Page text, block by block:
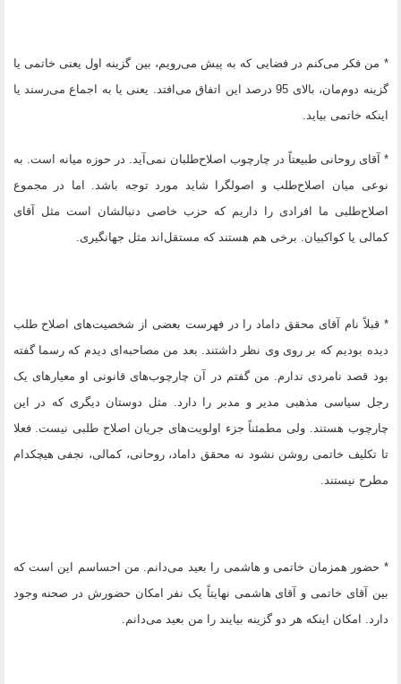
* من فکر می‌کنم در فضایی که به پیش می‌رویم، بین گزینه اول یعنی خاتمی یا
گزینه دوم‌مان، بالای 95 درصد این اتفاق می‌افتد. یعنی یا به اجماع می‌رسند یا
اینکه خاتمی بیاید.
* آقای روحانی طبیعتاً در چارچوب اصلاح‌طلبان نمی‌آید. در حوزه میانه است. به
نوعی میان اصلاح‌طلب و اصولگرا شاید مورد توجه باشد. اما در مجموع
اصلاح‌طلبی ما افرادی را داریم که حزب خاصی دنبالشان است مثل آقای
کمالی یا کواکبیان. برخی هم هستند که مستقل‌اند مثل جهانگیری.
* قبلاً نام آقای محقق داماد را در فهرست بعضی از شخصیت‌های اصلاح طلب
دیده بودیم که بر روی وی نظر داشتند. بعد من مصاحبه‌ای دیدم که رسما گفته
بود قصد نامردی ندارم. من گفتم در آن چارچوب‌های قانونی او معیارهای یک
رجل سیاسی مذهبی مدیر و مدبر را دارد. مثل دوستان دیگری که در این
چارچوب هستند. ولی مطمئناً جزء اولویت‌های جریان اصلاح طلبی نیست. فعلا
تا تکلیف خاتمی روشن نشود نه محقق داماد، روحانی، کمالی، نجفی هیچکدام
مطرح نیستند.
* حضور همزمان خاتمی و هاشمی را بعید می‌دانم. من احساسم این است که
بین آقای خاتمی و آقای هاشمی نهایتاً یک نفر امکان حضورش در صحنه وجود
دارد. امکان اینکه هر دو گزینه بیایند را من بعید می‌دانم.